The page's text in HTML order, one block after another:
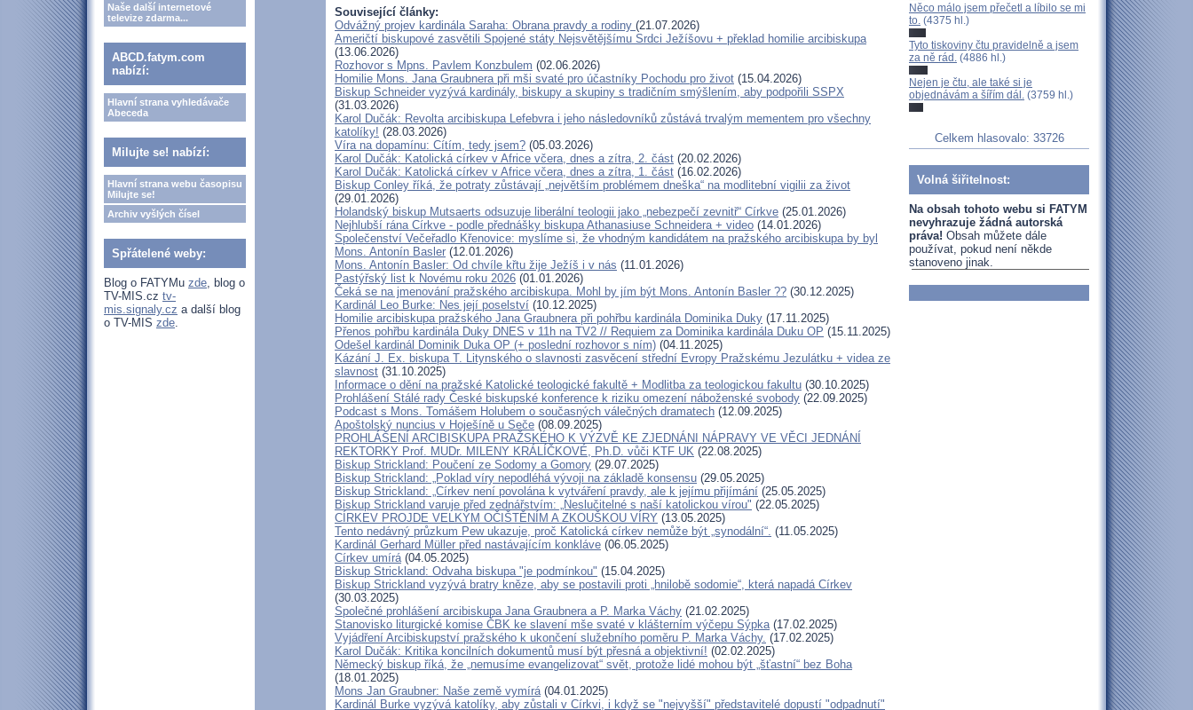
Naše další internetové
televize zdarma...
ABCD.fatym.com
nabízí:
Hlavní strana vyhledávače
Abeceda
Milujte se! nabízí:
Hlavní strana webu časopisu
Milujte se!
Archiv vyšlých čísel
Spřátelené weby:
Blog o FATYMu zde, blog o
TV-MIS.cz tv-
mis.signaly.cz a další blog
o TV-MIS zde.
Související články:
Odvážný projev kardinála Saraha: Obrana pravdy a rodiny (21.07.2026)
Američtí biskupové zasvětili Spojené státy Nejsvětějšímu Srdci Ježíšovu + překlad homilie arcibiskupa
(13.06.2026)
Rozhovor s Mpns. Pavlem Konzbulem (02.06.2026)
Homilie Mons. Jana Graubnera při mši svaté pro účastníky Pochodu pro život (15.04.2026)
Biskup Schneider vyzývá kardinály, biskupy a skupiny s tradičním smýšlením, aby podpořili SSPX
(31.03.2026)
Karol Dučák: Revolta arcibiskupa Lefebvra i jeho následovníků zůstává trvalým mementem pro všechny
katolíky! (28.03.2026)
Víra na dopamínu: Cítím, tedy jsem? (05.03.2026)
Karol Dučák: Katolická církev v Africe včera, dnes a zítra, 2. část (20.02.2026)
Karol Dučák: Katolická církev v Africe včera, dnes a zítra, 1. část (16.02.2026)
Biskup Conley říká, že potraty zůstávají „největším problémem dneška“ na modlitební vigilii za život
(29.01.2026)
Holandský biskup Mutsaerts odsuzuje liberální teologii jako „nebezpečí zevnitř“ Církve (25.01.2026)
Nejhlubší rána Církve - podle přednášky biskupa Athanasiuse Schneidera + video (14.01.2026)
Společenství Večeřadlo Křenovice: myslíme si, že vhodným kandidátem na pražského arcibiskupa by byl
Mons. Antonín Basler (12.01.2026)
Mons. Antonín Basler: Od chvíle křtu žije Ježíš i v nás (11.01.2026)
Pastýřský list k Novému roku 2026 (01.01.2026)
Čeká se na jmenování pražského arcibiskupa. Mohl by jím být Mons. Antonín Basler ?? (30.12.2025)
Kardinál Leo Burke: Nes její poselství (10.12.2025)
Homilie arcibiskupa pražského Jana Graubnera při pohřbu kardinála Dominika Duky (17.11.2025)
Přenos pohřbu kardinála Duky DNES v 11h na TV2 // Requiem za Dominika kardinála Duku OP (15.11.2025)
Odešel kardinál Dominik Duka OP (+ poslední rozhovor s ním) (04.11.2025)
Kázání J. Ex. biskupa T. Litynského o slavnosti zasvěcení střední Evropy Pražskému Jezulátku + videa ze
slavnost (31.10.2025)
Informace o dění na pražské Katolické teologické fakultě + Modlitba za teologickou fakultu (30.10.2025)
Prohlášení Stálé rady České biskupské konference k riziku omezení náboženské svobody (22.09.2025)
Podcast s Mons. Tomášem Holubem o současných válečných dramatech (12.09.2025)
Apoštolský nuncius v Hoješíně u Seče (08.09.2025)
PROHLÁŠENÍ ARCIBISKUPA PRAŽSKÉHO K VÝZVĚ KE ZJEDNÁNI NÁPRAVY VE VĚCI JEDNÁNÍ
REKTORKY Prof. MUDr. MILENY KRÁLÍČKOVÉ, Ph.D. vůči KTF UK (22.08.2025)
Biskup Strickland: Poučení ze Sodomy a Gomory (29.07.2025)
Biskup Strickland: „Poklad víry nepodléhá vývoji na základě konsensu (29.05.2025)
Biskup Strickland: „Církev není povolána k vytváření pravdy, ale k jejímu přijímání (25.05.2025)
Biskup Strickland varuje před zednářstvím: „Neslučitelné s naší katolickou vírou" (22.05.2025)
CÍRKEV PROJDE VELKÝM OČIŠTĚNÍM A ZKOUŠKOU VÍRY (13.05.2025)
Tento nedávný průzkum Pew ukazuje, proč Katolická církev nemůže být „synodální“. (11.05.2025)
Kardinál Gerhard Müller před nastávajícím konkláve (06.05.2025)
Církev umírá(04.05.2025)
Biskup Strickland: Odvaha biskupa "je podmínkou" (15.04.2025)
Biskup Strickland vyzývá bratry kněze, aby se postavili proti „hnilobě sodomie“, která napadá Církev
(30.03.2025)
Společné prohlášení arcibiskupa Jana Graubnera a P. Marka Váchy (21.02.2025)
Stanovisko liturgické komise ČBK ke slavení mše svaté v klášterním výčepu Sýpka(17.02.2025)
Vyjádření Arcibiskupství pražského k ukončení služebního poměru P. Marka Váchy. (17.02.2025)
Karol Dučák: Kritika koncilních dokumentů musí být přesná a objektivní! (02.02.2025)
Německý biskup říká, že „nemusíme evangelizovat“ svět, protože lidé mohou být „šťastní“ bez Boha
(18.01.2025)
Mons Jan Graubner: Naše země vymírá(04.01.2025)
Kardinál Burke vyzývá katolíky, aby zůstali v Církvi, i když se "nejvyšší" představitelé dopustí "odpadnutí"
Něco málo jsem přečetl a líbilo se mi
to. (4375 hl.)
Tyto tiskoviny čtu pravidelně a jsem
za ně rád. (4886 hl.)
Nejen je čtu, ale také si je
objednávám a šířím dál. (3759 hl.)
Celkem hlasovalo: 33726
Volná šiřitelnost:
Na obsah tohoto webu si FATYM
nevyhrazuje žádná autorská
práva! Obsah můžete dále
používat, pokud není někde
stanoveno jinak.